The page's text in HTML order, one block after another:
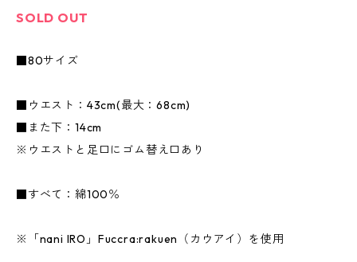
SOLD OUT
■80サイズ
■ウエスト：43cm(最大：68cm)
■また下：14cm
※ウエストと足口にゴム替え口あり
■すべて：綿100％
※「nani IRO」Fuccra:rakuen（カウアイ）を使用